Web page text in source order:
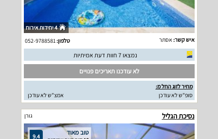
4 יחידות אירוח
איש קשר: אסתר טלפון:052-9788581
נמצאו 7 חוות דעת אמיתיות
לא עודכנו תאריכים פנויים
מחיר לזוג החל מ:
סופ"ש לא עודכן
אמצ"ש לא עודכן
נסיכת הגליל גורן
9.4 טוב מאוד